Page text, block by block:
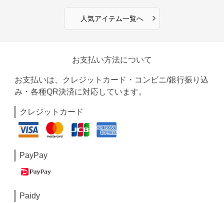
人気アイテム一覧へ ›
お支払い方法について
お支払いは、クレジットカード・コンビニ/銀行振り込
み・各種QR決済に対応しています。
クレジットカード
PayPay
Paidy